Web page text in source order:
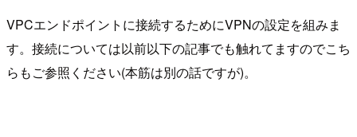
VPCエンドポイントに接続するためにVPNの設定を組みま
す。接続については以前以下の記事でも触れてますのでこち
らもご参照ください(本筋は別の話ですが)。